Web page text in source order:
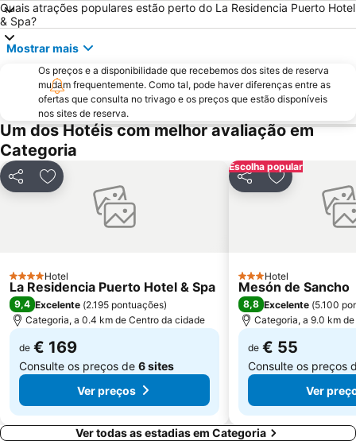
Main Street
Gibraltar Coach Terminus
Marco Polo
Punta de Chullera
Playa de Punta Paloma
Faro de Punta Carnero
Estación de Tren
Plaza Alta
Rochedo de Gibraltar Reserva Natural
Gibraltar International Airport
Cape Spartel
Roman ruins of Baelo Claudia
Calle Regino Martinez - Calle Ancha
Cathedral of Saint Mary the Crowned
Casemates Square
Quais atrações populares estão perto do La Residencia Puerto Hotel
& Spa?
Mostrar mais
Os preços e a disponibilidade que recebemos dos sites de reserva
mudam frequentemente. Como tal, pode haver diferenças entre as
ofertas que consulta no trivago e os preços que estão disponíveis
nos sites de reserva.
Um dos Hotéis com melhor avaliação em
Categoria
PartilharAdicionar aos favoritos
4 Estrelas
Hotel
La Residencia Puerto Hotel & Spa
9,4 Excelente (2.195 pontuações)
Categoria, a 0.4 km de Centro da cidade
de € 169
Consulte os preços de 6 sites
Ver preços
Escolha popular
PartilharAdicionar
3 Estrelas
Hotel
Mesón de Sancho
8,8 Excelente (5.100
Categoria, a 9.0 km
de € 55
Consulte os preços
Ver
Ver todas as estadias em Categoria